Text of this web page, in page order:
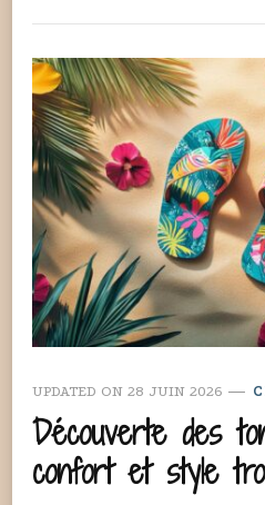
UPDATED ON 28 JUIN 2026
Découverte des
confort et style